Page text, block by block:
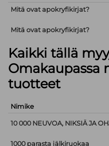
Mitä ovat apokryfikirjat?
Mitä ovat apokryfikirjat?
Kaikki tällä
Omakaupassa
tuotteet
Nimike
10 000 NEUVOA, NIKSIÄ JA
1000 parasta jälkiruokaa